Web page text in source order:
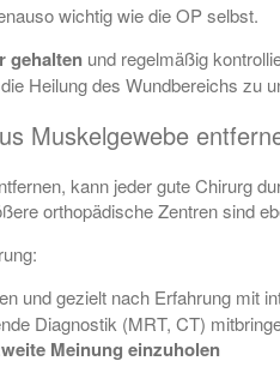
wichtig wie die OP selbst.
gehalten und regelmäßig
Heilung des Wundbereichs zu
Muskelgewebe
kann jeder gute Chirurg
orthopädische Zentren sind
und gezielt nach Erfahrung mit
Diagnostik (MRT, CT)
Meinung einzuholen